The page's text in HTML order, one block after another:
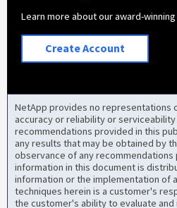
Learn more about our award-
Create Account
NetApp provides no representations
accuracy or reliability or
recommendations provided in this
any results that may be obtained by
observance of any recommendations
information in this document is
information or the implementation of
techniques herein is a customer's
the customer's ability to evaluate